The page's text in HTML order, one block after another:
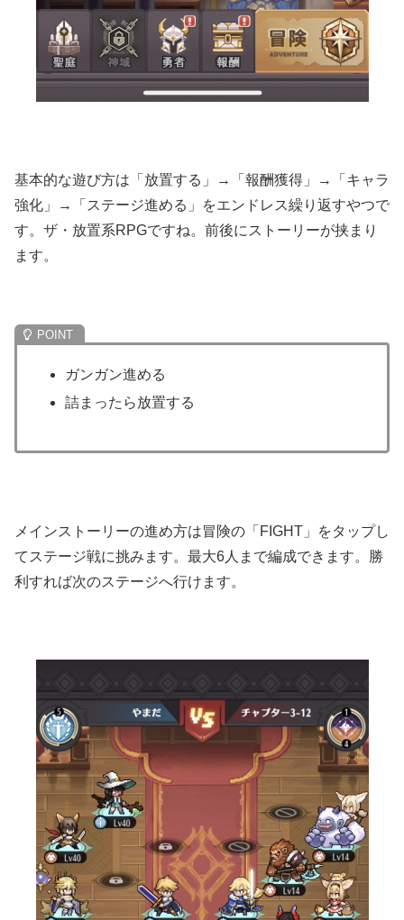
基本的な遊び方は「放置する」→「報酬獲得」→「キャラ
強化」→「ステージ進める」をエンドレス繰り返すやつで
す。ザ・放置系RPGですね。前後にストーリーが挟まり
ます。
ガンガン進める
詰まったら放置する
メインストーリーの進め方は冒険の「FIGHT」をタップし
てステージ戦に挑みます。最大6人まで編成できます。勝
利すれば次のステージへ行けます。